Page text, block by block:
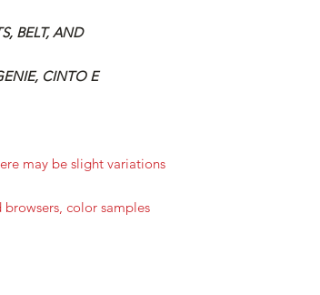
BELT, AND
CINTO E
may be slight variations
color samples